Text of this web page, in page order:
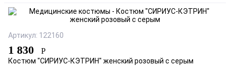
Артикул: 122160
1 830 Р
Костюм "СИРИУС-КЭТРИН" женский розовый с серым